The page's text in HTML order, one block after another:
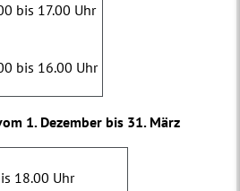
bis 17.00 Uhr
bis 16.00 Uhr
1. Dezember bis 31. März
18.00 Uhr